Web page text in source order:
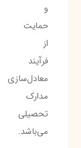
و
حمایت
از
فرآیند
معادل‌سازی
مدارک
تحصیلی
می‌باشد.